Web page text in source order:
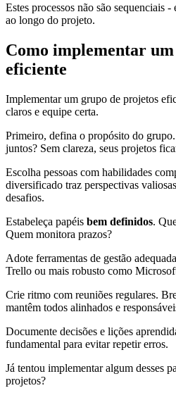
Estes processos não são sequenciais
ao longo do projeto.
Como implementar
eficiente
Implementar um grupo de projetos
claros e equipe certa.
Primeiro, defina o propósito do
juntos? Sem clareza, seus projetos
Escolha pessoas com habilidades
diversificado traz perspectivas
desafios.
Estabeleça papéis bem definidos.
Quem monitora prazos?
Adote ferramentas de gestão
Trello ou mais robusto como
Crie ritmo com reuniões regulares.
mantêm todos alinhados e
Documente decisões e lições
fundamental para evitar repetir erros.
Já tentou implementar algum desses
projetos?